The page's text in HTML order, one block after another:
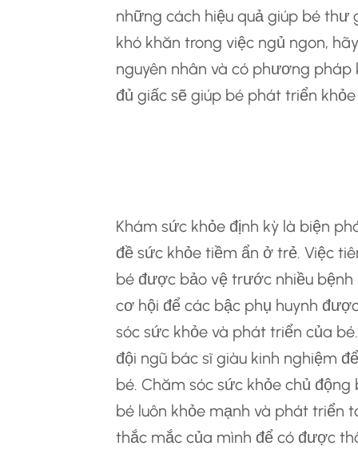
những cách hiệu quả giúp bé thư
khó khăn trong việc ngủ ngon,
nguyên nhân và có phương
đủ giấc sẽ giúp bé phát triển
Khám sức khỏe định kỳ là biện
đề sức khỏe tiềm ẩn ở trẻ. Việc
bé được bảo vệ trước nhiều bệnh
cơ hội để các bậc phụ huynh
sóc sức khỏe và phát triển của
đội ngũ bác sĩ giàu kinh nghiệm
bé. Chăm sóc sức khỏe chủ
bé luôn khỏe mạnh và phát triển
thắc mắc của mình để có được